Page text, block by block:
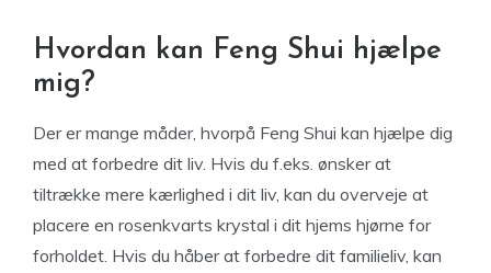
Hvordan kan Feng Shui hjælpe
mig?
Der er mange måder, hvorpå Feng Shui kan hjælpe dig
med at forbedre dit liv. Hvis du f.eks. ønsker at
tiltrække mere kærlighed i dit liv, kan du overveje at
placere en rosenkvarts krystal i dit hjems hjørne for
forholdet. Hvis du håber at forbedre dit familieliv, kan